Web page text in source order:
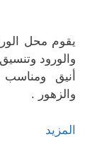
يقوم محل
والورود
أنيق ومناسب
والزهور .
المزيد